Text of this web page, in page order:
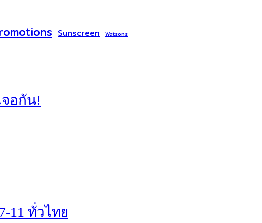
Sunscreen Watsons
อกัน!
11 ทั่วไทย